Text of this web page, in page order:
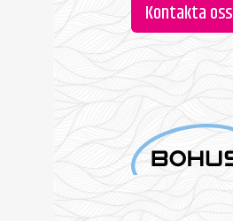
Kontakta oss